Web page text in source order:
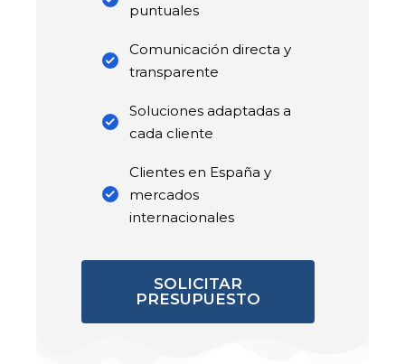
puntuales
Comunicación directa y
transparente
Soluciones adaptadas a
cada cliente
Clientes en España y
mercados
internacionales
SOLICITAR
PRESUPUESTO